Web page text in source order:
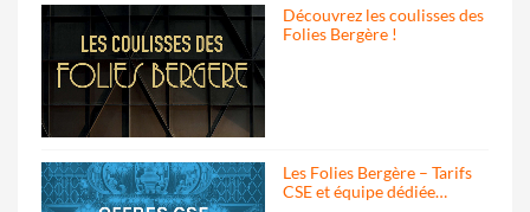
Découvrez les coulisses des
Folies Bergère !
Les Folies Bergère – Tarifs
CSE et équipe dédiée…